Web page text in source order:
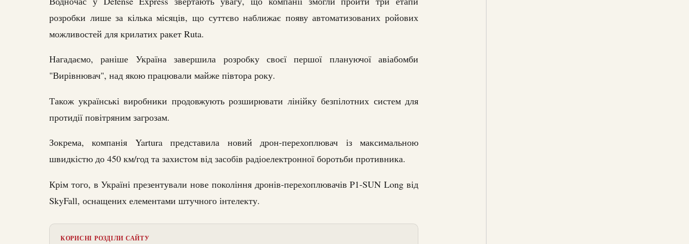
розробки лише за кілька місяців, що суттєво наближає появу автоматизованих ройових
можливостей для крилатих ракет Ruta.
Нагадаємо, раніше Україна завершила розробку своєї першої плануючої авіабомби
"Вирівнювач", над якою працювали майже півтора року.
Також українські виробники продовжують розширювати лінійку безпілотних систем для
протидії повітряним загрозам.
Зокрема, компанія Yartura представила новий дрон-перехоплювач із максимальною
швидкістю до 450 км/год та захистом від засобів радіоелектронної боротьби противника.
Крім того, в Україні презентували нове покоління дронів-перехоплювачів P1-SUN Long від
SkyFall, оснащених елементами штучного інтелекту.
КОРИСНІ РОЗДІЛИ САЙТУ